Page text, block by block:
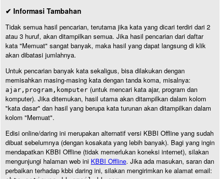
✔ Informasi Tambahan
Tidak semua hasil pencarian, terutama jika kata yang dicari terdiri dari 2
atau 3 huruf, akan ditampilkan semua. Jika hasil pencarian dari daftar
kata "Memuat" sangat banyak, maka hasil yang dapat langsung di klik
akan dibatasi jumlahnya.
Untuk pencarian banyak kata sekaligus, bisa dilakukan dengan
memisahkan masing-masing kata dengan tanda koma, misalnya:
ajar,program,komputer (untuk mencari kata ajar, program dan
komputer). Jika ditemukan, hasil utama akan ditampilkan dalam kolom
"kata dasar" dan hasil yang berupa kata turunan akan ditampilkan dalam
kolom "Memuat".
Edisi online/daring ini merupakan alternatif versi KBBI Offline yang sudah
dibuat sebelumnya (dengan kosakata yang lebih banyak). Bagi yang ingin
mendapatkan KBBI Offline (tidak memerlukan koneksi internet), silakan
mengunjungi halaman web ini KBBI Offline. Jika ada masukan, saran dan
perbaikan terhadap kbbi daring ini, silakan mengirimkan ke alamat email: